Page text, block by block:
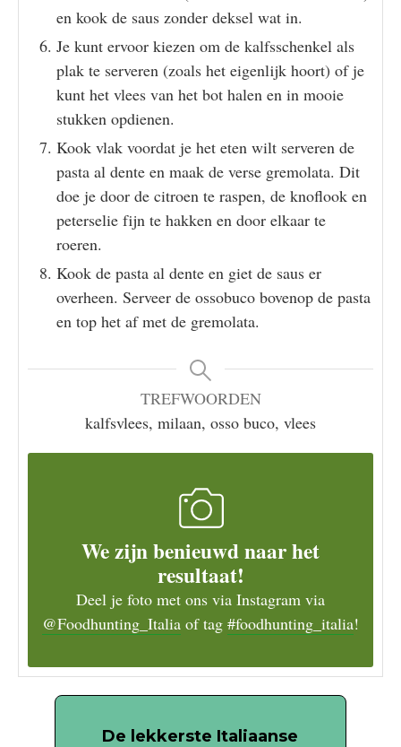
en kook de saus zonder deksel wat in.
Je kunt ervoor kiezen om de kalfsschenkel als
plak te serveren (zoals het eigenlijk hoort) of je
kunt het vlees van het bot halen en in mooie
stukken opdienen.
Kook vlak voordat je het eten wilt serveren de
pasta al dente en maak de verse gremolata. Dit
doe je door de citroen te raspen, de knoflook en
peterselie fijn te hakken en door elkaar te
roeren.
Kook de pasta al dente en giet de saus er
overheen. Serveer de ossobuco bovenop de pasta
en top het af met de gremolata.
TREFWOORDEN
kalfsvlees, milaan, osso buco, vlees
We zijn benieuwd naar het
resultaat!
Deel je foto met ons via Instagram via
@Foodhunting_Italia of tag #foodhunting_italia!
De lekkerste Italiaanse